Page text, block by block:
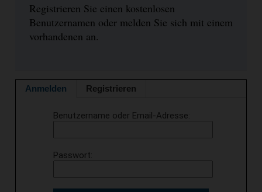
Registrieren Sie einen kostenlosen
Benutzernamen oder melden Sie sich mit einem
vorhandenen an.
Anmelden Registrieren
Benutzername oder Email-Adresse
Passwort